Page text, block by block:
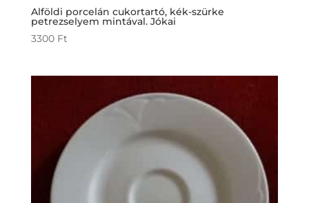
Alföldi porcelán cukortartó, kék-szürke
petrezselyem mintával. Jókai
3300 Ft